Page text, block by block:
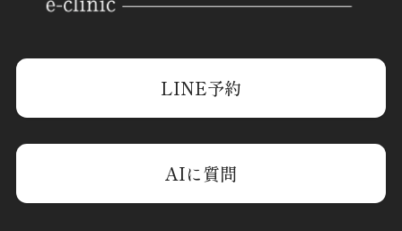
LINE予約
AIに質問